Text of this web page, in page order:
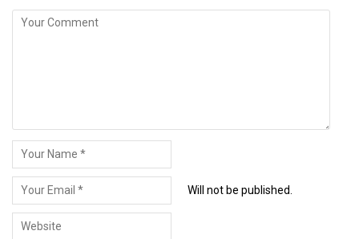
Will not be published.